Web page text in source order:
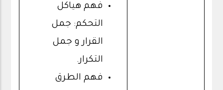
فهم هياكل
التحكم: جمل
القرار و جمل
التكرار.
فهم الطرق